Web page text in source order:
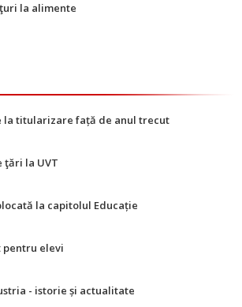
la alimente
la titularizare față de anul trecut
ţări la UVT
la capitolul Educație
elevi
- istorie și actualitate